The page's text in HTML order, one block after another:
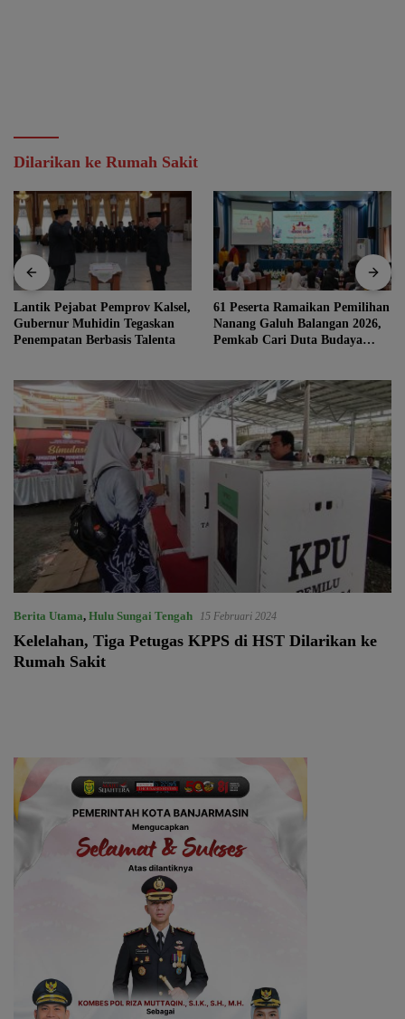
Dilarikan ke Rumah Sakit
61 Peserta Ramaikan Pemilihan
Nanang Galuh Balangan 2026,
Pemkab Cari Duta Budaya
Marc Klok: Timnas Siap
Berjuang Habis-habisan Demi
Lolos ke Semifinal
Berita Utama, Hulu Sungai Tengah 15 Februari 2024
Kelelahan, Tiga Petugas KPPS di HST Dilarikan ke
Rumah Sakit